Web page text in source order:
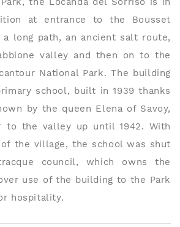
at entrance to the Bousset
a long path, an ancient salt route,
valley and then on to the
National Park. The building
school, built in 1939 thanks
by the queen Elena of Savoy,
to the valley up until 1942. With
the village, the school was shut
council, which owns the
use of the building to the Park
hospitality.